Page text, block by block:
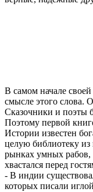
В самом начале
смысле этого слова.
Сказочники и поэты
Поэтому первой
Истории известен
целую библиотеку
рынках умных рабов,
хвастался перед
- В индии
которых писали